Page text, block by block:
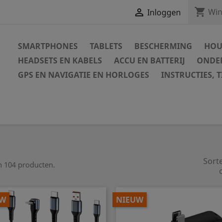
 Inloggen shopping_cart
SMARTPHONES TABLETS BESCHERMING
HEADSETS EN KABELS
ACCU EN BATTERIJ
GPS EN NAVIGATIE EN HORLOGES
INSTRUCTIES,
104 producten.
NIEUW